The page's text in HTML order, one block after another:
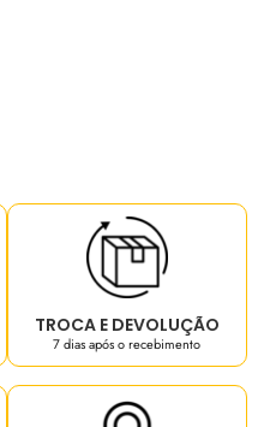
TROCA E DEVOLUÇÃO
7 dias após o recebimento